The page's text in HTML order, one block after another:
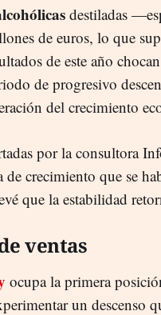
destiladas
de euros, lo que
de este año
de progresivo
del crecimiento
por la consultora
de crecimiento que se
que la estabilidad
ventas
ocupa la primera
un descenso